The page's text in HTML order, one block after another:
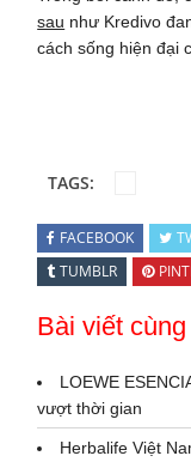
sau như Kredivo
cách sống hiện đại
TAGS:
FACEBOOK
TUMBLR
Bài viết
LOEWE
vượt thời gian
Herbalife Việt